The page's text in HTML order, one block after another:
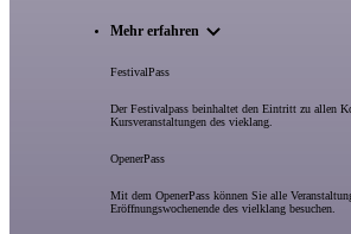
Mehr erfahren
FestivalPass
Der Festivalpass beinhaltet den Eintritt zu allen
Kursveranstaltungen des vieklang.
OpenerPass
Mit dem OpenerPass können Sie alle
Eröffnungswochenende des vielklang besuchen.